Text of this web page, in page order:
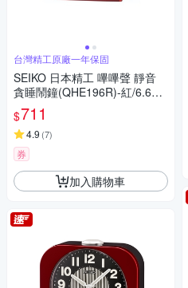
台灣精工原廠一年保固
SEIKO 日本精工 嗶嗶聲 靜音
貪睡鬧鐘(QHE196R)-紅/6.6X6.
6cm
$711
4.9 (7)
券
加入購物車